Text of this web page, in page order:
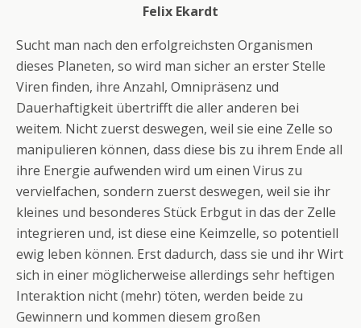
Felix Ekardt
Sucht man nach den erfolgreichsten Organismen
dieses Planeten, so wird man sicher an erster Stelle
Viren finden, ihre Anzahl, Omnipräsenz und
Dauerhaftigkeit übertrifft die aller anderen bei
weitem. Nicht zuerst deswegen, weil sie eine Zelle so
manipulieren können, dass diese bis zu ihrem Ende all
ihre Energie aufwenden wird um einen Virus zu
vervielfachen, sondern zuerst deswegen, weil sie ihr
kleines und besonderes Stück Erbgut in das der Zelle
integrieren und, ist diese eine Keimzelle, so potentiell
ewig leben können. Erst dadurch, dass sie und ihr Wirt
sich in einer möglicherweise allerdings sehr heftigen
Interaktion nicht (mehr) töten, werden beide zu
Gewinnern und kommen diesem großen